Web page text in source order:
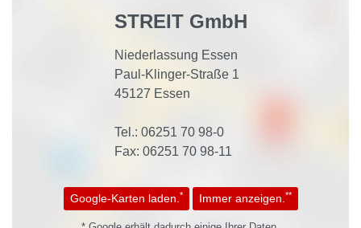
STREIT GmbH
Niederlassung Essen
Paul-Klinger-Straße 1
45127 Essen
Tel.: 06251 70 98-0
Fax: 06251 70 98-11
Google-Karten laden.* Immer anzeigen.**